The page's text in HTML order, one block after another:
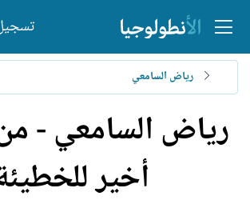
رياض السامعي
رياض السامعي -
أخير